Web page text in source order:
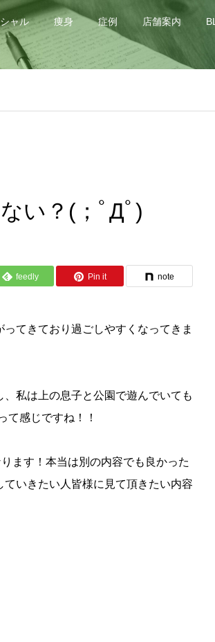
ャル 痩身 症例 店舗案内
い？(；ﾟДﾟ)
feedly Pin it note
てきており過ごしやすくなってきま
私は上の息子と公園で遊んでいても
感じですね！！
ます！本当は別の内容でも良かった
いきたい人皆様に見て頂きたい内容